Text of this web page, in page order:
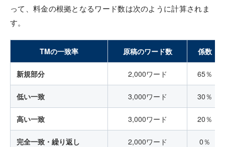
って、料金の根拠となるワード数は次のように計算されま
す。
TMの一致率 原稿のワード数 係数
新規部分 2,000ワード 65％
低い一致 3,000ワード 30％
高い一致 3,000ワード 20％
完全一致・繰り返し 2,000ワード 0％